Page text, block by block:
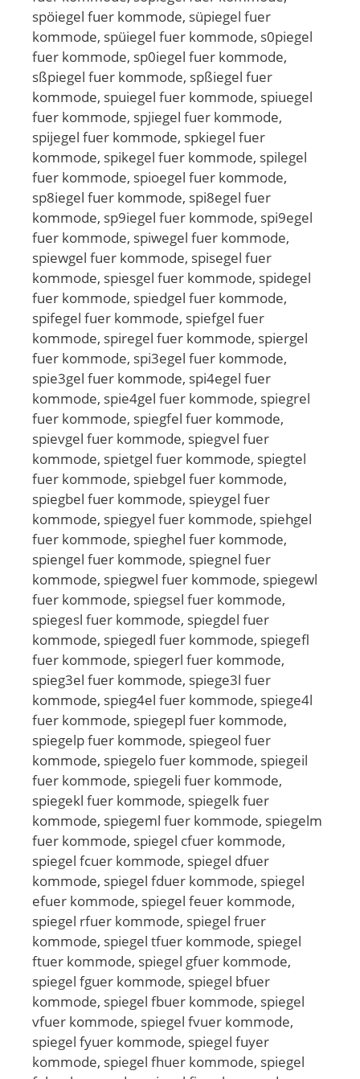
spöiegel fuer kommode, süpiegel fuer
kommode, spüiegel fuer kommode, s0piegel
fuer kommode, sp0iegel fuer kommode,
sßpiegel fuer kommode, spßiegel fuer
kommode, spuiegel fuer kommode, spiuegel
fuer kommode, spjiegel fuer kommode,
spijegel fuer kommode, spkiegel fuer
kommode, spikegel fuer kommode, spilegel
fuer kommode, spioegel fuer kommode,
sp8iegel fuer kommode, spi8egel fuer
kommode, sp9iegel fuer kommode, spi9egel
fuer kommode, spiwegel fuer kommode,
spiewgel fuer kommode, spisegel fuer
kommode, spiesgel fuer kommode, spidegel
fuer kommode, spiedgel fuer kommode,
spifegel fuer kommode, spiefgel fuer
kommode, spiregel fuer kommode, spiergel
fuer kommode, spi3egel fuer kommode,
spie3gel fuer kommode, spi4egel fuer
kommode, spie4gel fuer kommode, spiegrel
fuer kommode, spiegfel fuer kommode,
spievgel fuer kommode, spiegvel fuer
kommode, spietgel fuer kommode, spiegtel
fuer kommode, spiebgel fuer kommode,
spiegbel fuer kommode, spieygel fuer
kommode, spiegyel fuer kommode, spiehgel
fuer kommode, spieghel fuer kommode,
spiengel fuer kommode, spiegnel fuer
kommode, spiegwel fuer kommode, spiegewl
fuer kommode, spiegsel fuer kommode,
spiegesl fuer kommode, spiegdel fuer
kommode, spiegedl fuer kommode, spiegefl
fuer kommode, spiegerl fuer kommode,
spieg3el fuer kommode, spiege3l fuer
kommode, spieg4el fuer kommode, spiege4l
fuer kommode, spiegepl fuer kommode,
spiegelp fuer kommode, spiegeol fuer
kommode, spiegelo fuer kommode, spiegeil
fuer kommode, spiegeli fuer kommode,
spiegekl fuer kommode, spiegelk fuer
kommode, spiegeml fuer kommode, spiegelm
fuer kommode, spiegel cfuer kommode,
spiegel fcuer kommode, spiegel dfuer
kommode, spiegel fduer kommode, spiegel
efuer kommode, spiegel feuer kommode,
spiegel rfuer kommode, spiegel fruer
kommode, spiegel tfuer kommode, spiegel
ftuer kommode, spiegel gfuer kommode,
spiegel fguer kommode, spiegel bfuer
kommode, spiegel fbuer kommode, spiegel
vfuer kommode, spiegel fvuer kommode,
spiegel fyuer kommode, spiegel fuyer
kommode, spiegel fhuer kommode, spiegel